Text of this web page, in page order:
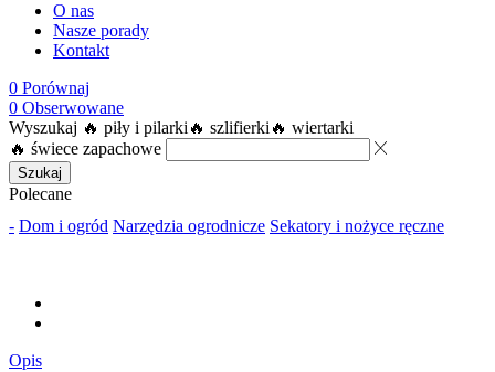
O nas
Nasze porady
Kontakt
0 Porównaj
0 Obserwowane
Wyszukaj 🔥 piły i pilarki 🔥 szlifierki 🔥 wiertarki
🔥 świece zapachowe
Szukaj
Polecane
- Dom i ogród Narzędzia ogrodnicze Sekatory i nożyce ręczne
Opis